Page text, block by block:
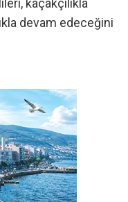
kaçakçılıkla
devam edeceğini